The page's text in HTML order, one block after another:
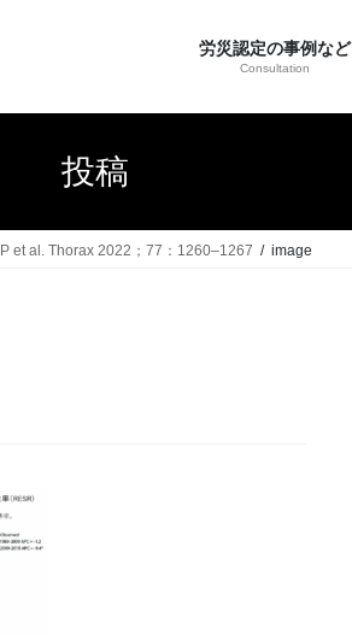
労災認定の事例など
Consultation
投稿
et al. Thorax 2022；77：1260–1267 image